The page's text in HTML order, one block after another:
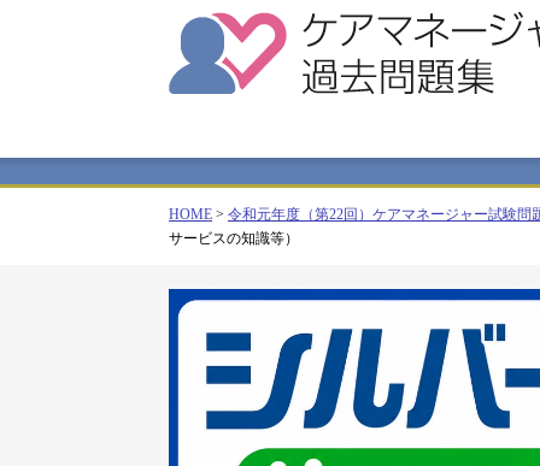
HOME > 令和元年度（第22回）ケアマネージャー試験問
サービスの知識等）